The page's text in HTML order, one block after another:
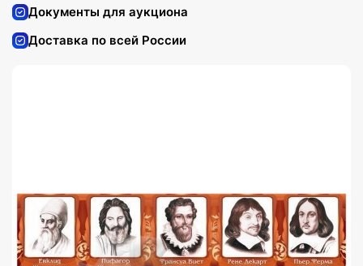
Документы для аукциона
Доставка по всей России